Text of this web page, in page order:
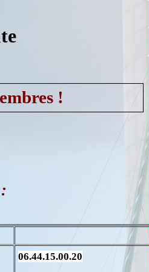
!
06.44.15.00.20